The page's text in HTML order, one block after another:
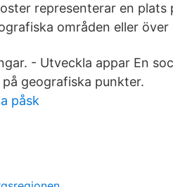
representerar en
områden eller över
- Utveckla appar En
geografiska punkter.
påsk